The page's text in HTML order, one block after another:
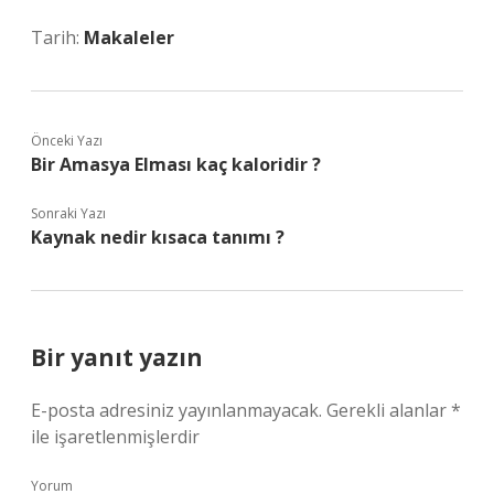
Tarih: Makaleler
Önceki Yazı
Bir Amasya Elması kaç kaloridir ?
Sonraki Yazı
Kaynak nedir kısaca tanımı ?
Bir yanıt yazın
E-posta adresiniz yayınlanmayacak. Gerekli alanlar*
ile işaretlenmişlerdir
Yorum